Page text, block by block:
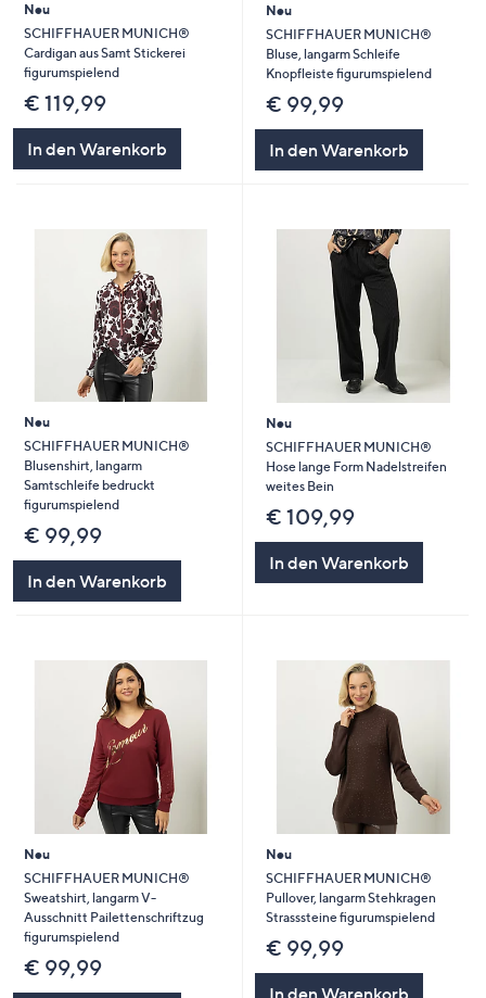
Neu
SCHIFFHAUER MUNICH®
Cardigan aus Samt Stickerei
figurumspielend
€ 119,99
In den Warenkorb
Neu
SCHIFFHAUER MUNICH®
Bluse, langarm Schleife
Knopfleiste figurumspielend
€ 99,99
In den Warenkorb
Neu
SCHIFFHAUER MUNICH®
Blusenshirt, langarm
Samtschleife bedruckt
figurumspielend
€ 99,99
In den Warenkorb
Neu
SCHIFFHAUER MUNICH®
Hose lange Form Nadelstreifen
weites Bein
€ 109,99
In den Warenkorb
Neu
SCHIFFHAUER MUNICH®
Sweatshirt, langarm V-
Ausschnitt Pailettenschriftzug
figurumspielend
€ 99,99
Neu
SCHIFFHAUER MUNICH®
Pullover, langarm Stehkragen
Strasssteine figurumspielend
€ 99,99